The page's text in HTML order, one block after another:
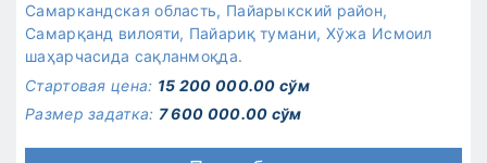
Самаркандская область, Пайарыкский район,
Самарқанд вилояти, Пайариқ тумани, Хўжа Исмоил
шаҳарчасида сақланмоқда.
Стартовая цена: 15 200 000.00 сўм
Размер задатка: 7 600 000.00 сўм